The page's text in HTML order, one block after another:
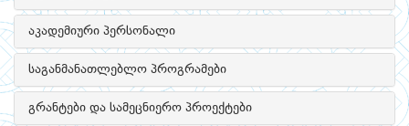
აკადემიური პერსონალი
საგანმანათლებლო პროგრამები
გრანტები და სამეცნიერო პროექტები